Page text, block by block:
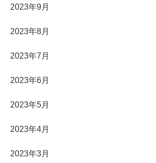
2023年9月
2023年8月
2023年7月
2023年6月
2023年5月
2023年4月
2023年3月